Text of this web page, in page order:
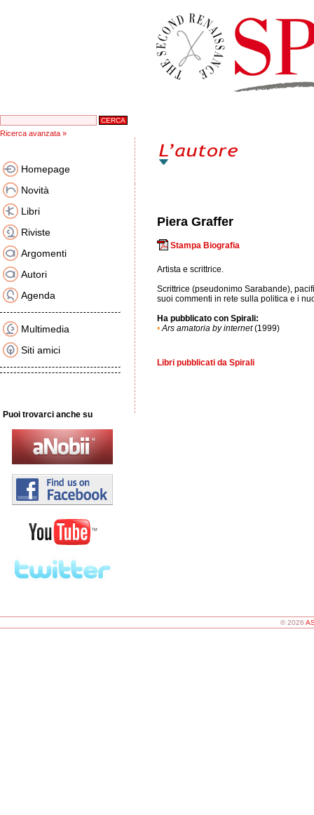
Ricerca avanzata »
Homepage
Novità
Libri
Riviste
Argomenti
Autori
Agenda
Multimedia
Siti amici
Puoi trovarci anche su
Piera Graffer
Stampa Biografia
Artista e scrittrice.
Scrittrice (pseudonimo Sarabande),
suoi commenti in rete sulla politica e i
Ha pubblicato con Spirali:
•Ars amatoria by internet(1999)
Libri pubblicati da Spirali
© 2026